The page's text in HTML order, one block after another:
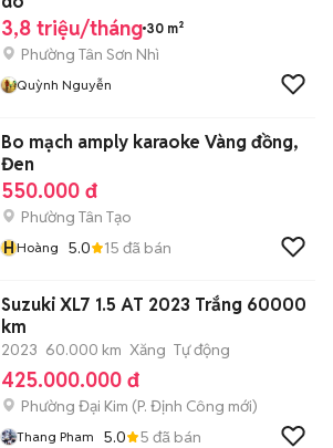
3,8 triệu/tháng 30 m²
Phường Tân Sơn Nhì
Quỳnh Nguyễn
Bo mạch amply karaoke Vàng đồng,
Đen
550.000 đ
Phường Tân Tạo
HHoàng 5.0 15 đã bán
Suzuki XL7 1.5 AT 2023 Trắng 60000
km
2023 60.000 km Xăng Tự động
425.000.000 đ
Phường Đại Kim (P. Định Công mới)
Thang Pham 5.0 5 đã bán